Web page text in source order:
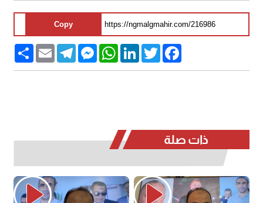
Copy
Share Email
TelegramMessengerWhatsAppLinkedInTwitter
Facebook
ذات صلة